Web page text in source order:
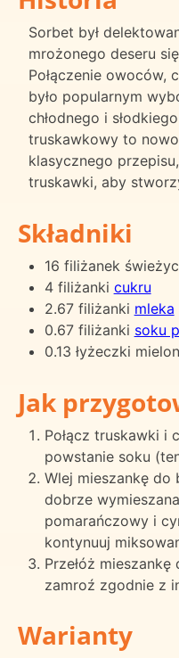
Sorbet był
mrożonego deseru
Połączenie owoców,
było popularnym
chłodnego i
truskawkowy to
klasycznego
truskawki, aby
Składniki
16 filiżanek
4 filiżanki cukru
2.67 filiżanki mleka
0.67 filiżanki soku
0.13 łyżeczki
Jak
Połącz truskawki i
powstanie soku
Wlej mieszankę do
dobrze
pomarańczowy i
kontynuuj
Przełóż
zamroź zgodnie z
Warianty